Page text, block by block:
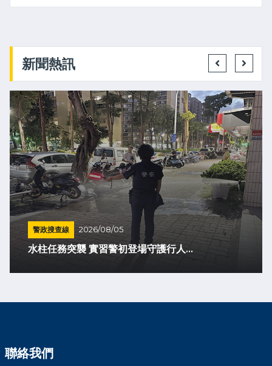
新聞熱訊
警政搜查線 2026/08/05
水柱任務突襲 實習警初登場守護行人...
聯絡我們